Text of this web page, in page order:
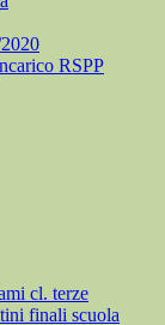
RSPP
cl. terze
finali scuola